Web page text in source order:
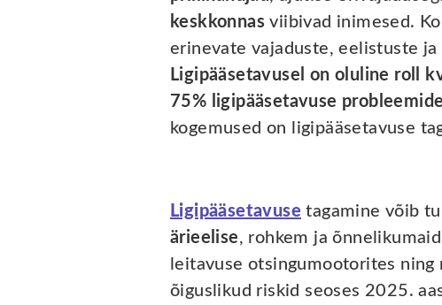
keskkonnas viibivad inimesed.
erinevate vajaduste, eelistuste ja
Ligipääsetavusel on oluline roll
75% ligipääsetavuse
kogemused on ligipääsetavuse
Ligipääsetavuse tagamine võib
ärieelise, rohkem ja
leitavuse otsingumootorites ning
õiguslikud riskid seoses 2025.